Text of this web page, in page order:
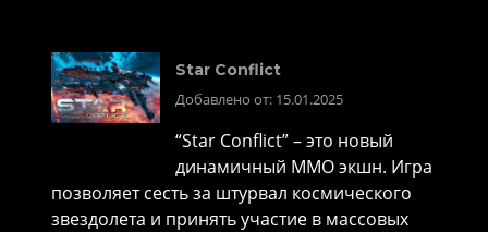
Star Conflict
Добавлено от: 15.01.2025
“Star Conflict” – это новый
динамичный MMO экшн. Игра
позволяет сесть за штурвал космического
звездолета и принять участие в массовых